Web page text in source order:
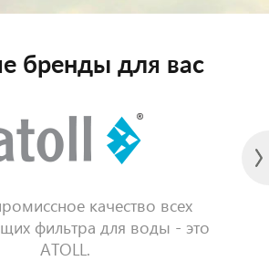
бренды для вас
качество всех
фильтра для воды - это
ATOLL.